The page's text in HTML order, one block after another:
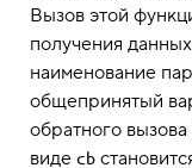
Вызов этой
получения
наименование
общепринятый
обратного
виде cb